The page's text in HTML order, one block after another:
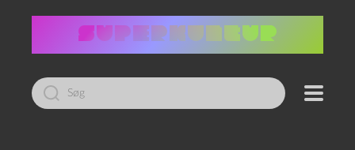
Led
efter: